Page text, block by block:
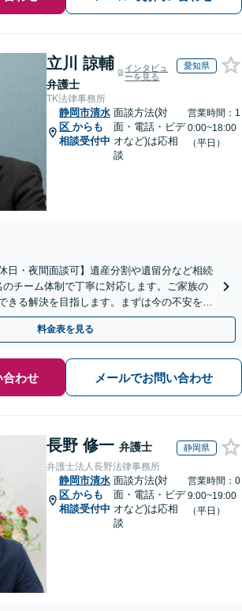
立川 諒輔
弁護士
インタビュ
ーを見る
愛知県
TK法律事務所
静岡市清水
区 からも
相談受付中
面談方法(対
面・電話・ビデ
オなど)は応相
談
営業時間：1
0:00~18:00
（平日）
日・夜間面談可】遺産分割や遺留分など相続
チーム体制で丁寧に対応します。ご家族の
きる解決を目指します。まずは今の不安をお
・WEB相談可】
料金表を見る
合わせ メールでお問い合わせ
長野 修一 弁護士 静岡県
弁護士法人長野法律事務所
静岡市清水
区 からも
相談受付中
面談方法(対
面・電話・ビデ
オなど)は応相
談
営業時間：0
9:00~19:00
（平日）